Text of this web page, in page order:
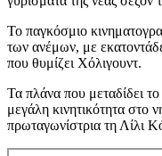
Το παγκόσμιο
των ανέμων, με
που θυμίζει Χόλιγουντ.
Τα πλάνα που μεταδίδει το
μεγάλη κινητικότητα στο
πρωταγωνίστρια τη Λίλι